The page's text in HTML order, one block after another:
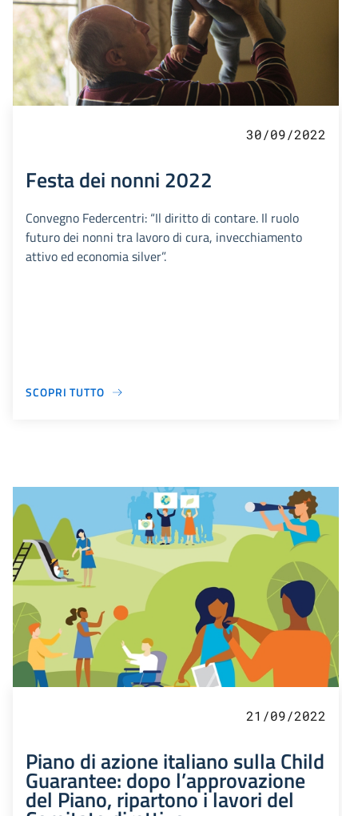
30/09/2022
Festa dei nonni 2022
Convegno Federcentri: “Il diritto di contare. Il ruolo
futuro dei nonni tra lavoro di cura, invecchiamento
attivo ed economia silver”.
SCOPRI TUTTO
21/09/2022
Piano di azione italiano sulla Child
Guarantee: dopo l’approvazione
del Piano, ripartono i lavori del